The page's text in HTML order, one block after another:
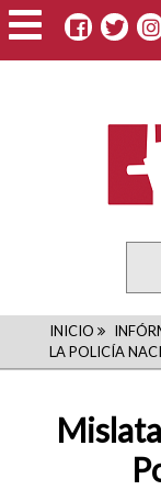
Pasar
al
contenido
INICIO
LA POLICÍA